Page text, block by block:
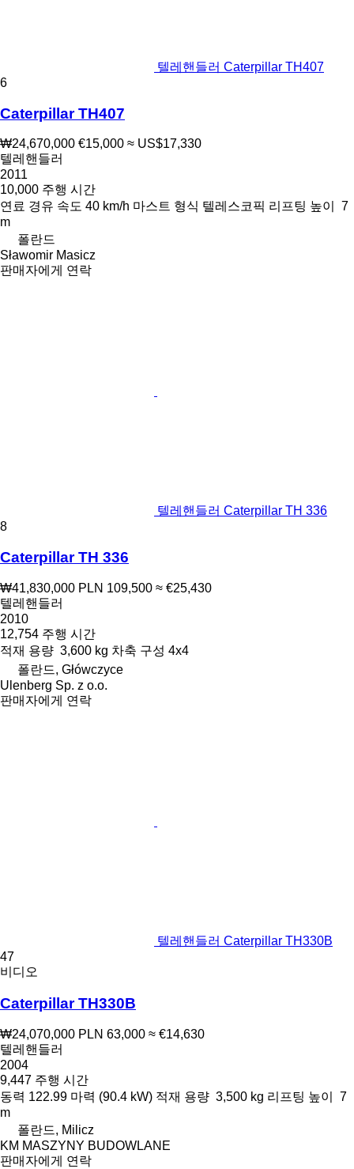
텔레핸들러 Caterpillar TH407
6
Caterpillar TH407
₩24,670,000 €15,000 ≈ US$17,330
텔레핸들러
2011
10,000 주행 시간
연료 경유 속도 40 km/h 마스트 형식 텔레스코픽 리프팅 높이
7
m
폴란드
Sławomir Masicz
판매자에게 연락
텔레핸들러 Caterpillar TH 336
8
Caterpillar TH 336
₩41,830,000 PLN 109,500 ≈ €25,430
텔레핸들러
2010
12,754 주행 시간
적재 용량 3,600 kg 차축 구성 4x4
폴란드, Główczyce
Ulenberg Sp. z o.o.
판매자에게 연락
텔레핸들러 Caterpillar TH330B
47
비디오
Caterpillar TH330B
₩24,070,000 PLN 63,000 ≈ €14,630
텔레핸들러
2004
9,447 주행 시간
동력 122.99 마력 (90.4 kW) 적재 용량 3,500 kg 리프팅 높이
7
m
폴란드, Milicz
KM MASZYNY BUDOWLANE
판매자에게 연락